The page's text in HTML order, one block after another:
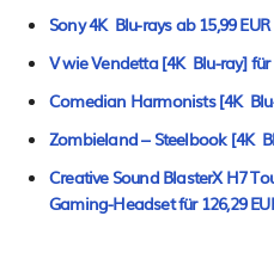
Sony 4K Blu-rays ab 15,99 EUR
V wie Vendetta [4K Blu-ray] für
Comedian Harmonists [4K
Zombieland – Steelbook [4K
Creative Sound BlasterX H7
Gaming-Headset für 126,29